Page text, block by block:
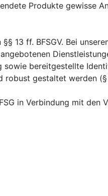
Produkte gewisse
13 ff. BFSGV. Bei
bereitgestellte
gestaltet werden (§
in Verbindung mit den